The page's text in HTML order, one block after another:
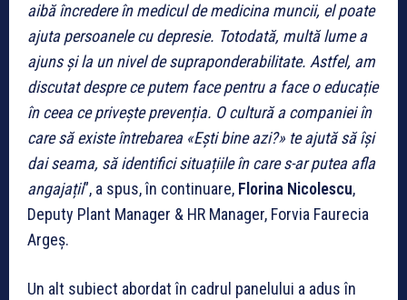
aibă încredere în medicul de medicina muncii, el poate
ajuta persoanele cu depresie. Totodată, multă lume a
ajuns și la un nivel de supraponderabilitate. Astfel, am
discutat despre ce putem face pentru a face o educație
în ceea ce privește prevenția. O cultură a companiei în
care să existe întrebarea «Ești bine azi?» te ajută să își
dai seama, să identifici situațiile în care s-ar putea afla
angajații”, a spus, în continuare, Florina Nicolescu,
Deputy Plant Manager & HR Manager, Forvia Faurecia
Argeș.
Un alt subiect abordat în cadrul panelului a adus în